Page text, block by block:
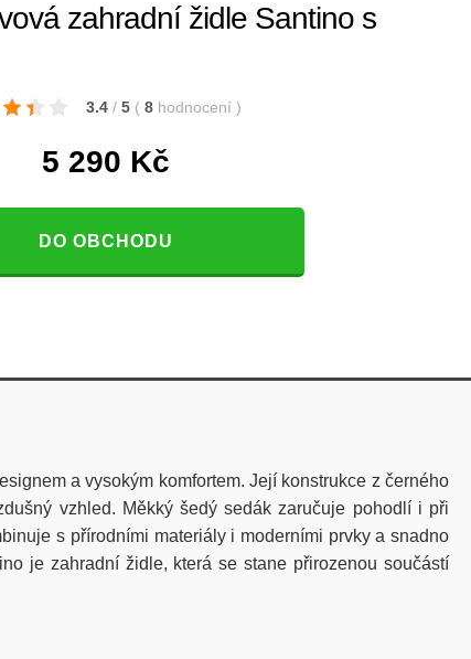
zahradní židle Santino s
3.4 / 5 ( 8 hodnocení )
5 290 Kč
DO OBCHODU
a vysokým komfortem. Její konstrukce zčerného
vzhled. Měkký šedý sedák zaručuje pohodlí i při
s přírodními materiály i moderními prvky a snadno
je zahradní židle, která se stane přirozenou součástí